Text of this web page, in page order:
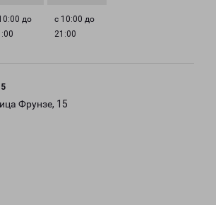
до
с 10:00 до
21:00
Фрунзе, 15